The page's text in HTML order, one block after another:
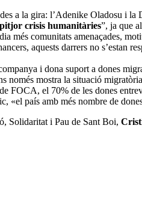
a la gira: l’Adenike Oladosu i la
crisis humanitàries”, ja que
més comunitats amenaçades,
aquests darrers no s’estan
i dona suport a dones
mostra la situació
FOCA, el 70% de les dones
«el país amb més nombre de
Solidaritat i Pau de Sant Boi,